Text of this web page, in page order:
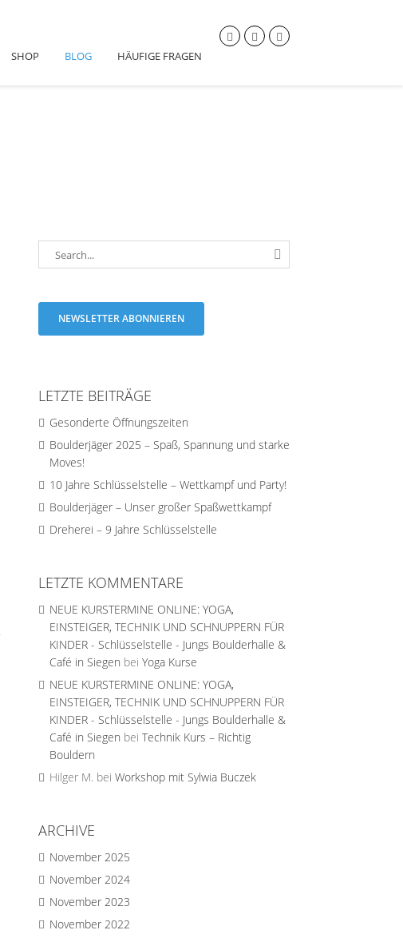
SHOP BLOG HÄUFIGE FRAGEN
NEWSLETTER ABONNIEREN
LETZTE BEITRÄGE
Gesonderte Öffnungszeiten
Boulderjäger 2025 – Spaß, Spannung und starke
Moves!
10 Jahre Schlüsselstelle – Wettkampf und Party!
Boulderjäger – Unser großer Spaßwettkampf
Dreherei – 9 Jahre Schlüsselstelle
LETZTE KOMMENTARE
NEUE KURSTERMINE ONLINE: YOGA,
EINSTEIGER, TECHNIK UND SCHNUPPERN FÜR
KINDER - Schlüsselstelle - Jungs Boulderhalle &
Café in Siegen bei Yoga Kurse
NEUE KURSTERMINE ONLINE: YOGA,
EINSTEIGER, TECHNIK UND SCHNUPPERN FÜR
KINDER - Schlüsselstelle - Jungs Boulderhalle &
Café in Siegen bei Technik Kurs – Richtig
Bouldern
Hilger M. bei Workshop mit Sylwia Buczek
ARCHIVE
November 2025
November 2024
November 2023
November 2022